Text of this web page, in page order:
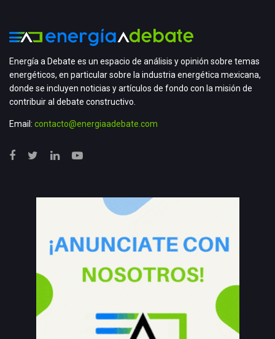
Energía a Debate es un espacio de análisis y opinión sobre temas
energéticos, en particular sobre la industria energética mexicana,
donde se incluyen noticias y artículos de fondo con la misión de
contribuir al debate constructivo.
Email: contacto@energiaadebate.com